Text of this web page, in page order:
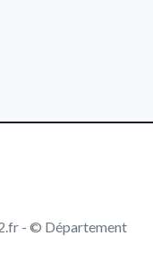
- © Département